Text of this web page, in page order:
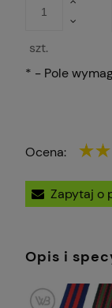
szt.
* - Pole
Ocena:
Zapytaj o
Opis i